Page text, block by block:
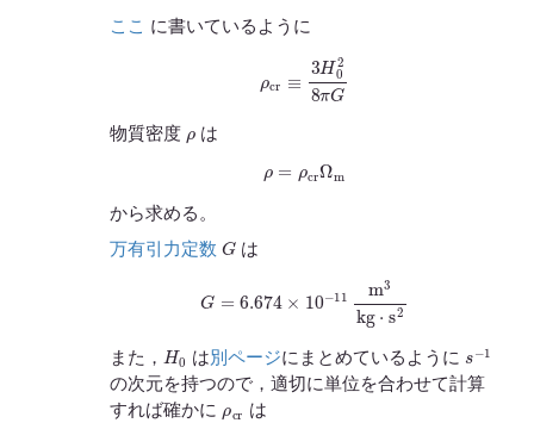
ここ に書いているように
028π
物質密度 は
ρ =ρ cr Ωm
から求める。
万有引力定数 G は
s
また， H0 は別ページにまとめているように 1
の次元を持つので，適切に単位を合わせて計算
すれば確かに
は